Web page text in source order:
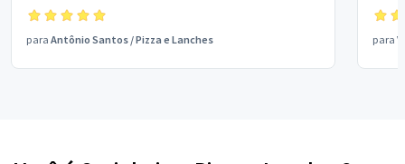
para Antônio Santos /Pizza e Lanches para